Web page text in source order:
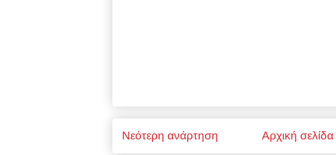
Νεότερη ανάρτηση Αρχική σελίδα